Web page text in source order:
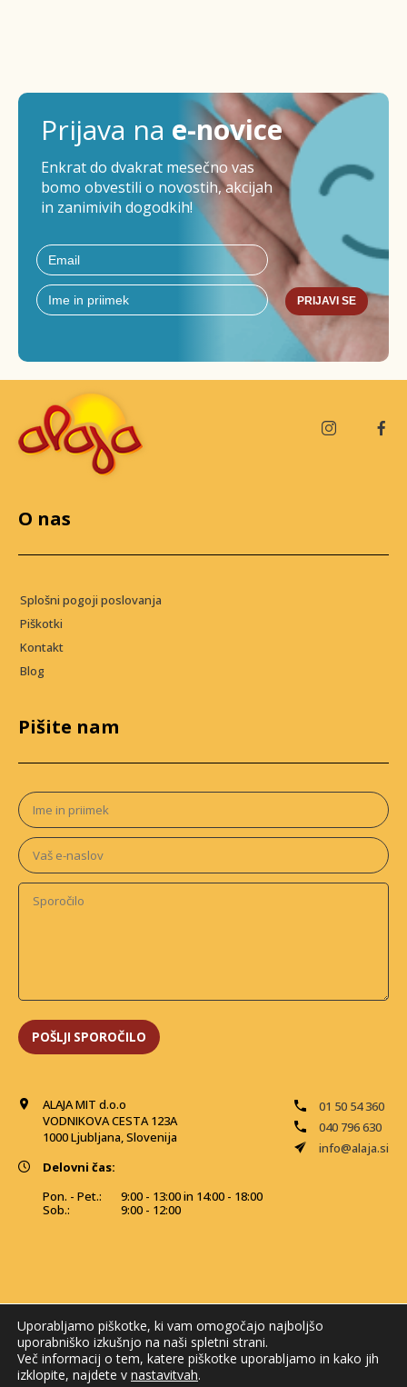
Prijava na e-novice
Enkrat do dvakrat mesečno vas
bomo obvestili o novostih, akcijah
in zanimivih dogodkih!
PRIJAVI SE
ALAJA MIT d.o.o
VODNIKOVA CESTA 123A
1000 Ljubljana, Slovenija
01 50 54 360
040 796 630
info@alaja.si
Delovni čas:
Pon. - Pet.:
Sob.:
9:00 - 13:00 in 14:00 - 18:00
9:00 - 12:00
O nas
Splošni pogoji poslovanja
Piškotki
Kontakt
Blog
Pišite nam
Uporabljamo piškotke, ki vam omogočajo najboljšo
uporabniško izkušnjo na naši spletni strani.
Več informacij o tem, katere piškotke uporabljamo in kako jih
izklopite, najdete v nastavitvah.